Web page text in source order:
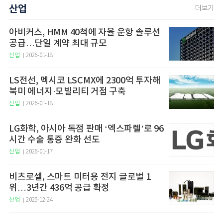
산업 더보기
아비커스, HMM 40척에 자율 운항 솔루션
공급…단일 계약 최대 규모
산업 2026-01-18
LS전선, 멕시코 LSCMX에 2300억 투자해
북미 에너지·모빌리티 거점 구축
산업 2026-01-18
LG화학, 아시아 독점 판매 ‘엑스파렐’로 96
시간 수술 통증 완화 선도
산업 2026-01-17
비츠로셀, 스마트 미터용 전지 글로벌 1
위…3년간 436억 공급 확정
산업 2025-12-24